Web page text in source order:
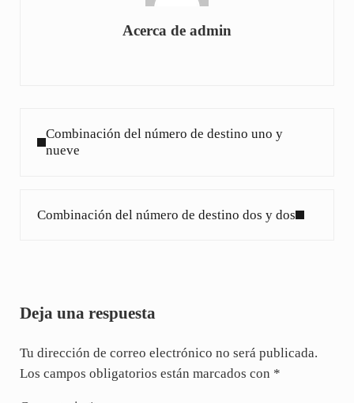
Acerca de admin
Combinación del número de destino uno y
nueve
Combinación del número de destino dos y dos
Deja una respuesta
Tu dirección de correo electrónico no será publicada.
Los campos obligatorios están marcados con *